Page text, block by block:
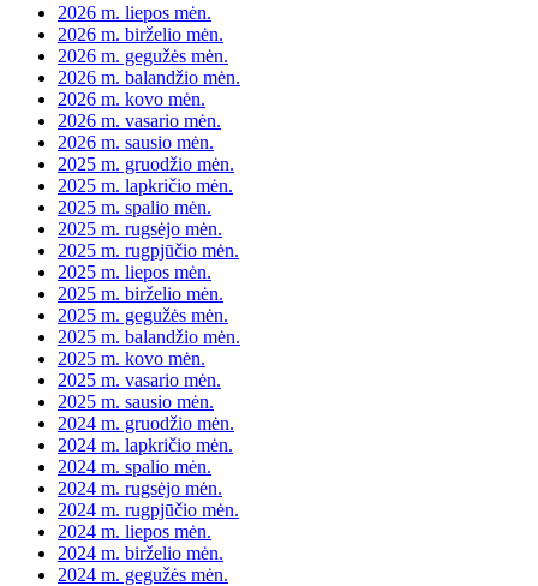
2026 m. liepos mėn.
2026 m. birželio mėn.
2026 m. gegužės mėn.
2026 m. balandžio mėn.
2026 m. kovo mėn.
2026 m. vasario mėn.
2026 m. sausio mėn.
2025 m. gruodžio mėn.
2025 m. lapkričio mėn.
2025 m. spalio mėn.
2025 m. rugsėjo mėn.
2025 m. rugpjūčio mėn.
2025 m. liepos mėn.
2025 m. birželio mėn.
2025 m. gegužės mėn.
2025 m. balandžio mėn.
2025 m. kovo mėn.
2025 m. vasario mėn.
2025 m. sausio mėn.
2024 m. gruodžio mėn.
2024 m. lapkričio mėn.
2024 m. spalio mėn.
2024 m. rugsėjo mėn.
2024 m. rugpjūčio mėn.
2024 m. liepos mėn.
2024 m. birželio mėn.
2024 m. gegužės mėn.